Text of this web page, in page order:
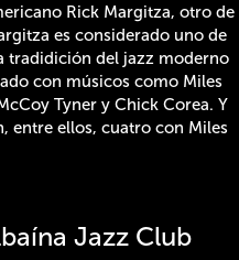
Rick Margitza, otro de
es considerado uno de
tradidición del jazz moderno
con músicos como Miles
Tyner y Chick Corea. Y
entre ellos, cuatro con Miles
Jazz Club